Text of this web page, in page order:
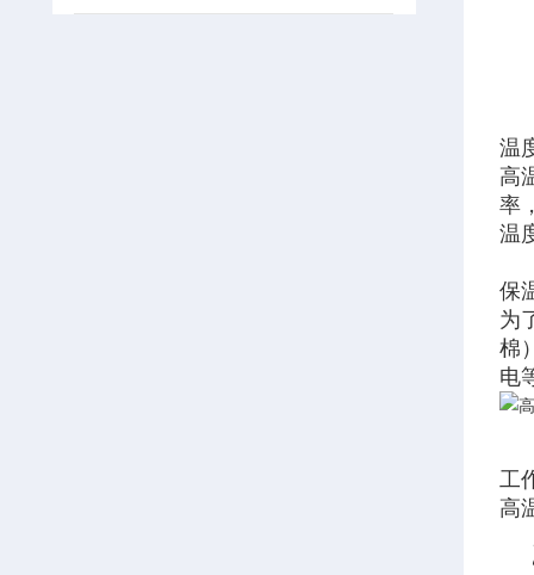
温
高
率
温
保
为
棉
电
工
高